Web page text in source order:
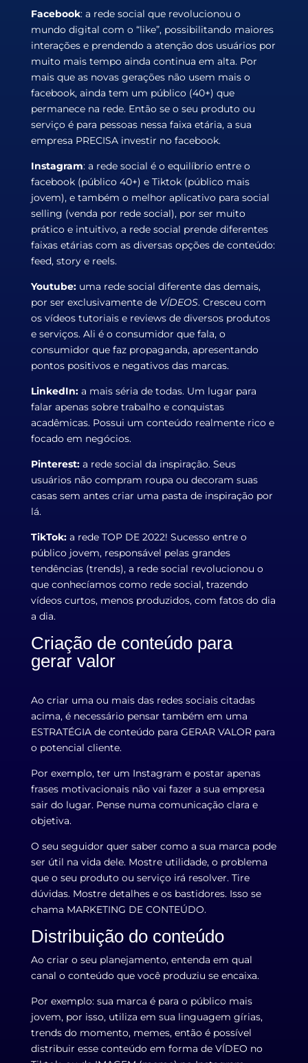
Facebook: a rede social que revolucionou o
mundo digital com o “like”, possibilitando maiores
interações e prendendo a atenção dos usuários por
muito mais tempo ainda continua em alta. Por
mais que as novas gerações não usem mais o
facebook, ainda tem um público (40+) que
permanece na rede. Então se o seu produto ou
serviço é para pessoas nessa faixa etária, a sua
empresa PRECISA investir no facebook.
Instagram: a rede social é o equilíbrio entre o
facebook (público 40+) e Tiktok (público mais
jovem), e também o melhor aplicativo para social
selling (venda por rede social), por ser muito
prático e intuitivo, a rede social prende diferentes
faixas etárias com as diversas opções de conteúdo:
feed, story e reels.
Youtube: uma rede social diferente das demais,
por ser exclusivamente de VÍDEOS. Cresceu com
os vídeos tutoriais e reviews de diversos produtos
e serviços. Ali é o consumidor que fala, o
consumidor que faz propaganda, apresentando
pontos positivos e negativos das marcas.
LinkedIn:a mais séria de todas. Um lugar para
falar apenas sobre trabalho e conquistas
acadêmicas. Possui um conteúdo realmente rico e
focado em negócios.
Pinterest: a rede social da inspiração. Seus
usuários não compram roupa ou decoram suas
casas sem antes criar uma pasta de inspiração por
lá.
TikTok:a rede TOP DE 2022! Sucesso entre o
público jovem, responsável pelas grandes
tendências (trends), a rede social revolucionou o
que conhecíamos como rede social, trazendo
vídeos curtos, menos produzidos, com fatos do dia
a dia.
Criação de conteúdo para
gerar valor
Ao criar uma ou mais das redes sociais citadas
acima, é necessário pensar também em uma
ESTRATÉGIA de conteúdo para GERAR VALOR para
o potencial cliente.
Por exemplo, ter um Instagram e postar apenas
frases motivacionais não vai fazer a sua empresa
sair do lugar. Pense numa comunicação clara e
objetiva.
O seu seguidor quer saber como a sua marca pode
ser útil na vida dele. Mostre utilidade, o problema
que o seu produto ou serviço irá resolver. Tire
dúvidas. Mostre detalhes e os bastidores. Isso se
chama MARKETING DE CONTEÚDO.
Distribuição do conteúdo
Ao criar o seu planejamento, entenda em qual
canal o conteúdo que você produziu se encaixa.
Por exemplo: sua marca é para o público mais
jovem, por isso, utiliza em sua linguagem gírias,
trends do momento, memes, então é possível
distribuir esse conteúdo em forma de VÍDEO no